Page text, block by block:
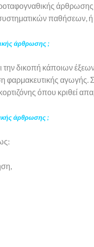
άρθρωσης
παθήσεων, ή
άρθρωσης ;
δικοπή κάποιων
αγωγής.
όπου κριθεί
άρθρωσης ;